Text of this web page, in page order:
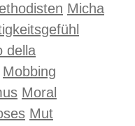
Micha
della
Mobbing
Moral
Mut